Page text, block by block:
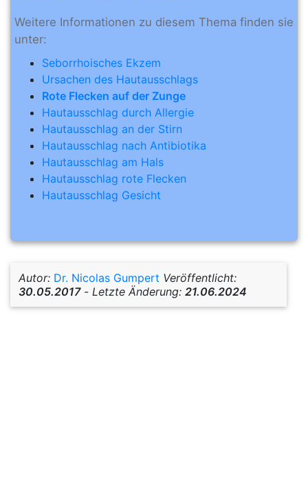
Weitere Informationen zu diesem Thema finden sie
unter:
Seborrhoisches Ekzem
Ursachen des Hautausschlags
Rote Flecken auf der Zunge
Hautausschlag durch Allergie
Hautausschlag an der Stirn
Hautausschlag nach Antibiotika
Hautausschlag am Hals
Hautausschlag rote Flecken
Hautausschlag Gesicht
Autor: Dr. Nicolas Gumpert Veröffentlicht:
30.05.2017- Letzte Änderung: 21.06.2024